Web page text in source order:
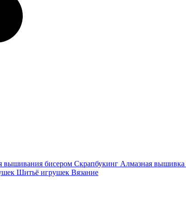
вышивания бисером Скрапбукинг Алмазная вышивка
Шитьё игрушек Вязание